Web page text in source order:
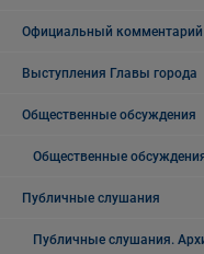
Официальный комментарий
Выступления Главы города
Общественные обсуждения
Общественные
Публичные слушания
Публичные слушания.